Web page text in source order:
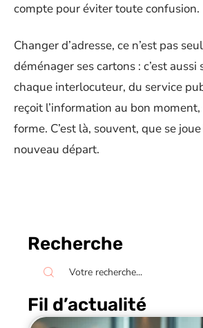
compte pour éviter toute confusion.
Changer d’adresse, ce n’est pas
déménager ses cartons : c’est aussi
chaque interlocuteur, du service
reçoit l’information au bon
forme. C’est là, souvent, que se
nouveau départ.
Recherche
Fil d’actualité